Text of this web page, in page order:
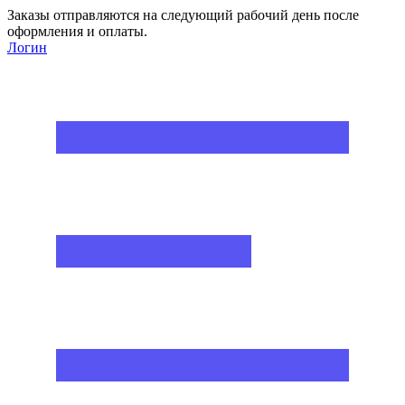
Заказы отправляются на следующий рабочий день после
оформления и оплаты.
Логин